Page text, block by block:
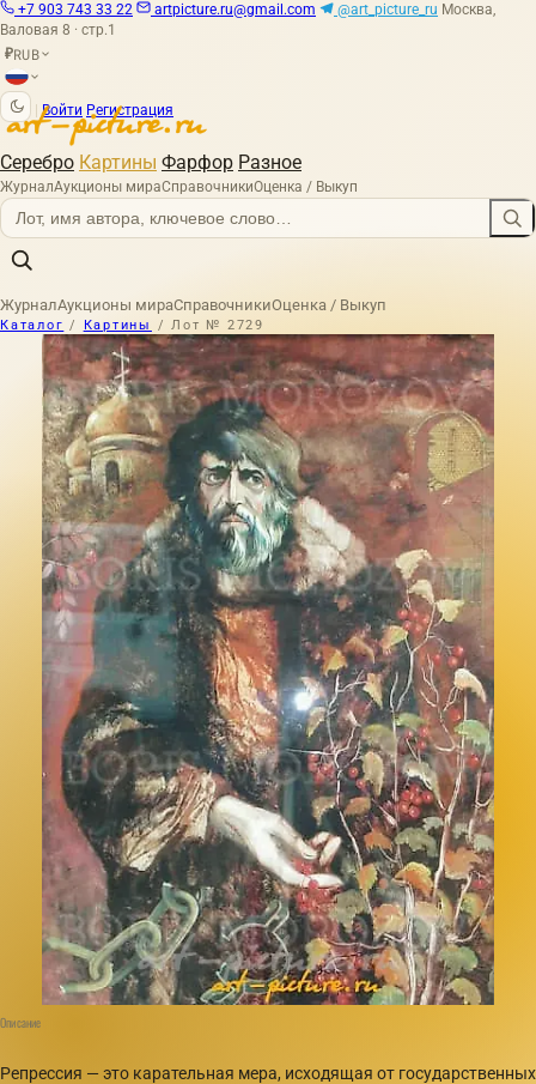
+7 903 743 33 22 artpicture.ru@gmail.com @art_picture_ru Москва,
Валовая 8 · стр.1
₽RUB
Войти Регистрация
Серебро Картины Фарфор Разное
ЖурналАукционы мираСправочникиОценка / Выкуп
ЖурналАукционы мираСправочникиОценка / Выкуп
Каталог / Картины / Лот № 2729
Описание
Репрессия — это карательная мера, исходящая от государственных